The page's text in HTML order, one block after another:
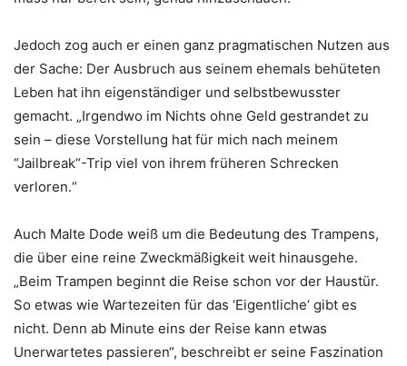
Jedoch zog auch er einen ganz pragmatischen Nutzen aus
der Sache: Der Ausbruch aus seinem ehemals behüteten
Leben hat ihn eigenständiger und selbstbewusster
gemacht. „Irgendwo im Nichts ohne Geld gestrandet zu
sein – diese Vorstellung hat für mich nach meinem
“Jailbreak“-Trip viel von ihrem früheren Schrecken
verloren.“
Auch Malte Dode weiß um die Bedeutung des Trampens,
die über eine reine Zweckmäßigkeit weit hinausgehe.
„Beim Trampen beginnt die Reise schon vor der Haustür.
So etwas wie Wartezeiten für das ‘Eigentliche‘ gibt es
nicht. Denn ab Minute eins der Reise kann etwas
Unerwartetes passieren“, beschreibt er seine Faszination